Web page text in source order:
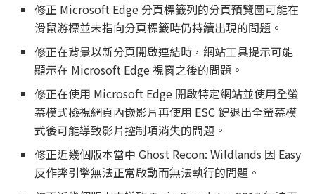
修正 Microsoft Edge 分頁標籤列的分頁預覽圖可能在
滑鼠游標並未指向分頁標籤時仍持續出現的問題。
修正在背景以新分頁開啟連結時，網站工具提示可能
顯示在 Microsoft Edge 視窗之後的問題。
修正在使用 Microsoft Edge 開啟特定網站並使用全螢
幕模式檢視網頁內嵌影片再使用 ESC 鍵退出全螢幕模
式後可能導致影片控制項消失的問題。
修正近幾個版本當中 Ghost Recon: Wildlands 因 Easy
反作弊引擎無法正常啟動而無法執行的問題。